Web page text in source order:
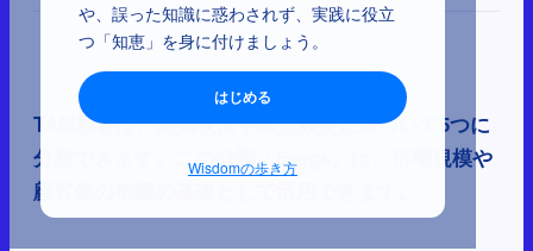
や、誤った知識に惑わされず、実践に役立
つ「知恵」を身に付けましょう。
はじめる
Wisdomの歩き方
TAM顧客は、認知状況や購入頻度に基づいて5つに
分類できます。この分類「5segs」は、市場規模や
顧客像の把握の基礎として活用できます。